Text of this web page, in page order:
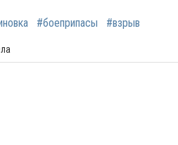
#боеприпасы #взрыв